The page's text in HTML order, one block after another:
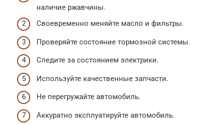
наличие ржавчины.
Своевременно меняйте масло и фильтры.
Проверяйте состояние тормозной системы.
Следите за состоянием электрики.
Используйте качественные запчасти.
Не перегружайте автомобиль.
Аккуратно эксплуатируйте автомобиль.